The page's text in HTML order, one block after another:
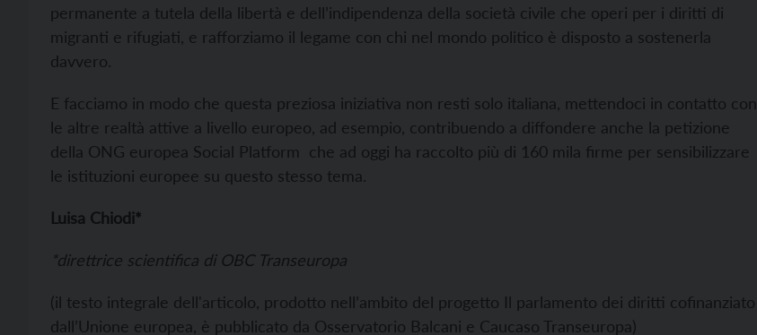
permanente a tutela della libertà e dell’indipendenza della società civile che operi per i diritti di
migranti e rifugiati, e rafforziamo il legame con chi nel mondo politico è disposto a sostenerla
davvero.
E facciamo in modo che questa preziosa iniziativa non resti solo italiana, mettendoci in contatto con
le altre realtà attive a livello europeo, ad esempio, contribuendo a diffondere anche la petizione
della ONG europea Social Platform che ad oggi ha raccolto più di 160 mila firme per sensibilizzare
le istituzioni europee su questo stesso tema.
Luisa Chiodi*
*direttrice scientifica di OBC Transeuropa
(il testo integrale dell'articolo, prodotto nell’ambito del progetto Il parlamento dei diritti cofinanziato
dall’Unione europea, è pubblicato da Osservatorio Balcani e Caucaso Transeuropa)